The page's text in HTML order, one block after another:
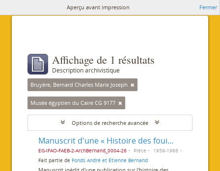
Aperçu avant impression Fermer
Affichage de 1 résultats
Description archivistique
Bruyère, Bernard Charles Marie Joseph
Musée égyptien du Caire CG 9177
Options de recherche avancée
Manuscrit d'une « Histoire des fouilles du temple de Louxor »
EG-IFAO-FAEB-2-ArchBernand_0004-26 Pièce
1959-1968
Fait partie de Fonds André et Étienne Bernand